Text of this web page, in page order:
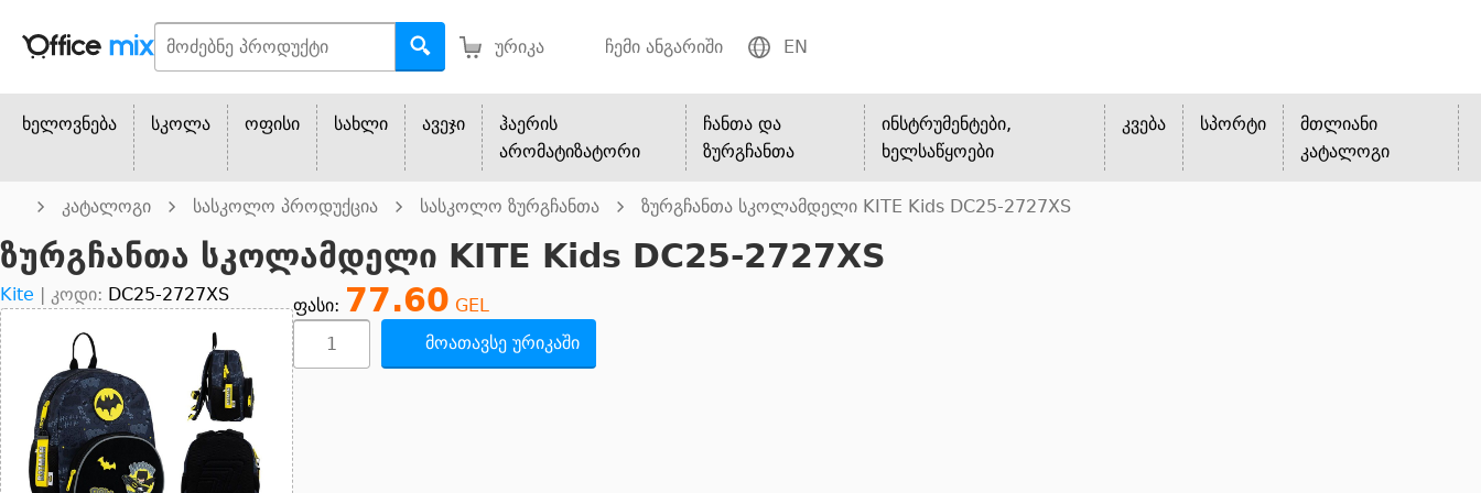
ურიკა ჩემი ანგარიში EN
ხელოვნება სკოლა ოფისი სახლი ავეჯი
ჰაერის
არომატიზატორი
ჩანთა და
ზურგჩანთა
ინსტრუმენტები,
ხელსაწყოები
კვება სპორტი
მთლიანი
კატალოგი
კატალოგი სასკოლო პროდუქცია სასკოლო ზურგჩანთა ზურგჩანთა სკოლამდელი KITE Kids DC25-2727XS
ზურგჩანთა სკოლამდელი KITE Kids DC25-2727XS
Kite | კოდი: DC25-2727XS
ფასი: 77.60 GEL
მოათავსე ურიკაში